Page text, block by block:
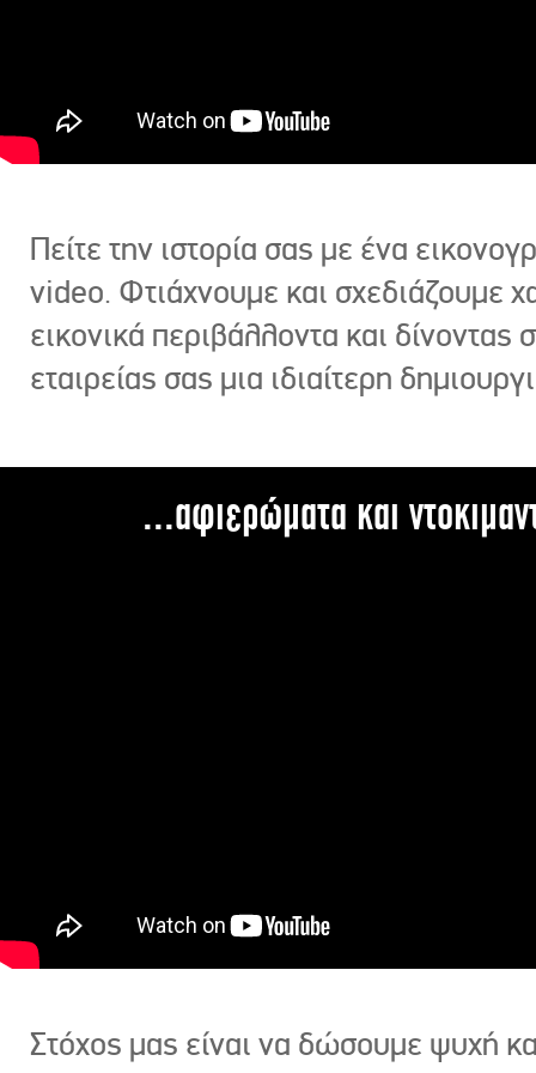
Πείτε την ιστορία σας με ένα
video. Φτιάχνουμε και σχεδιάζουμε
εικονικά περιβάλλοντα και δίνοντας
εταιρείας σας μια ιδιαίτερη
...αφιερώματα και
Στόχος μας είναι να δώσουμε ψυχή